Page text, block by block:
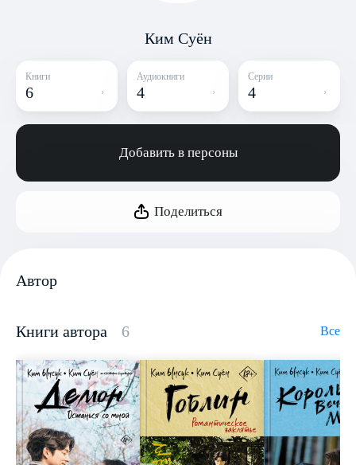
Ким Суён
Книги
6
Аудиокниги
4
Серии
4
Добавить в персоны
Поделиться
Автор
Книги автора 6 Все